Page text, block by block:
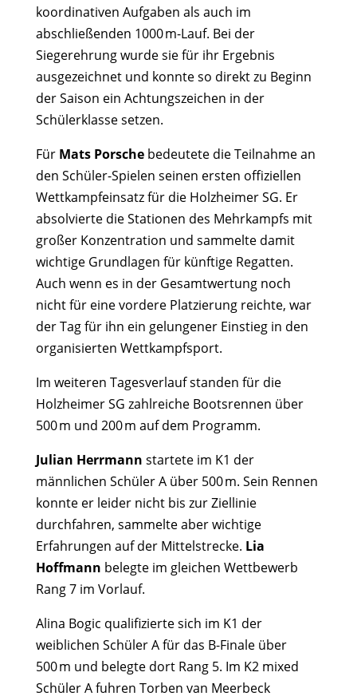
koordinativen Aufgaben als auch im
abschließenden 1000 m-Lauf. Bei der
Siegerehrung wurde sie für ihr Ergebnis
ausgezeichnet und konnte so direkt zu Beginn
der Saison ein Achtungszeichen in der
Schülerklasse setzen.
Für MatsPorschebedeutete die Teilnahme an
den Schüler-Spielen seinen ersten offiziellen
Wettkampfeinsatz für die Holzheimer SG. Er
absolvierte die Stationen des Mehrkampfs mit
großer Konzentration und sammelte damit
wichtige Grundlagen für künftige Regatten.
Auch wenn es in der Gesamtwertung noch
nicht für eine vordere Platzierung reichte, war
der Tag für ihn ein gelungener Einstieg in den
organisierten Wettkampfsport.
Im weiteren Tagesverlauf standen für die
Holzheimer SG zahlreiche Bootsrennen über
500 m und 200 m auf dem Programm.
Julian Herrmann startete im K1 der
männlichen Schüler A über 500 m. Sein Rennen
konnte er leider nicht bis zur Ziellinie
durchfahren, sammelte aber wichtige
Erfahrungen auf der Mittelstrecke. Lia
Hoffmann belegte im gleichen Wettbewerb
Rang 7 im Vorlauf.
Alina Bogic qualifizierte sich im K1 der
weiblichen Schüler A für das B-Finale über
500 m und belegte dort Rang 5. Im K2 mixed
Schüler A fuhren Torben van Meerbeck